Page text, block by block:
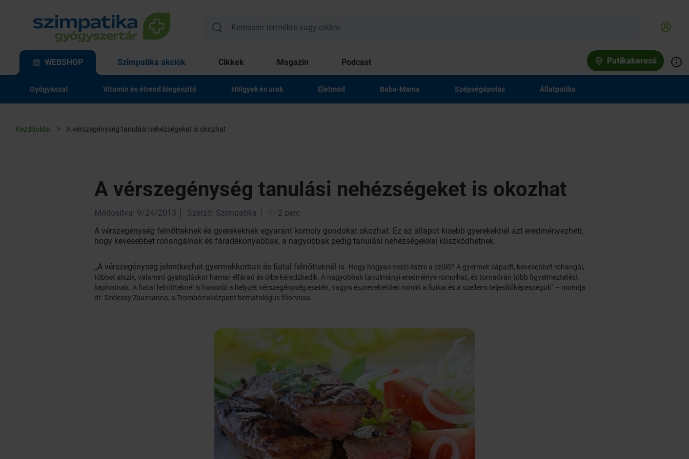
WEBSHOP Szimpatika akciók Cikkek Magazin Podcast Patikakereső
Gyógyászat Vitamin és étrend kiegészítő Hölgyek és urak Életmód Baba-Mama Szépségápolás Állatpatika
Kezdőoldal A vérszegénység tanulási nehézségeket is okozhat
A vérszegénység tanulási nehézségeket is okozhat
Módosítva: 9/24/2013 Szerző: Szimpatika
2 perc
A vérszegénység felnőtteknek és gyerekeknek egyaránt komoly gondokat okozhat. Ez az állapot kisebb gyerekeknél azt eredményezheti,
hogy kevesebbet rohangálnak és fáradékonyabbak, a nagyobbak pedig tanulási nehézségekkel küszködhetnek.
„A vérszegénység jelentkezhet gyermekkorban és fiatal felnőtteknél is. Hogy hogyan veszi észre a szülő? A gyermek sápadt, kevesebbet rohangál,
többet alszik, valamint gyalogláskor hamar elfárad és ölbe kéredzkedik. A nagyobbak tanulmányi eredménye romolhat, és tornaórán több figyelmeztetést
kaphatnak. A fiatal felnőtteknél is hasonló a helyzet vérszegénység esetén, vagyis észrevehetően romlik a fizikai és a szellemi teljesítőképességük” – mondja
dr. Szélessy Zsuzsanna, a Trombózisközpont hematológus főorvosa.